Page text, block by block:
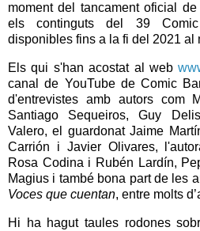
moment del tancament oficial
els continguts del 39 Comic
disponibles fins a la fi del 2021 al
Els qui s'han acostat al web
canal de YouTube de Comic
d'entrevistes amb autors com
Santiago Sequeiros, Guy
Valero, el guardonat Jaime
Carrión i Javier Olivares,
Rosa Codina i Rubén Lardín,
Magius i també bona part de les
Voces que cuentan, entre molts
Hi ha hagut taules rodones